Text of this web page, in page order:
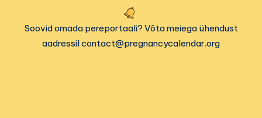
Soovid omada pereportaali? Võta meiega ühendust
aadressil contact@pregnancycalendar.org